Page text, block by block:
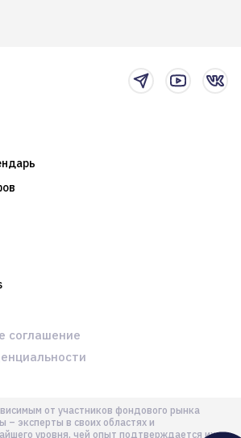
от участников фондового рынка
– эксперты в своих областях и
уровня, чей опыт подтверждается их
соглашение